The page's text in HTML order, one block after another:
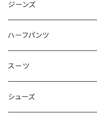
50/XL～
48/L
50/XL～
46/M
48/L
50/XL～
～44/S
46/M
48/L
50/XL～
ジーンズ
～44/S
46/M
48/L
ハーフパンツ
～44/S
46/M
スーツ
～44/S
シューズ